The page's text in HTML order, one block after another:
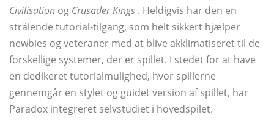
Civilisation og Crusader Kings . Heldigvis har den en
strålende tutorial-tilgang, som helt sikkert hjælper
newbies og veteraner med at blive akklimatiseret til de
forskellige systemer, der er spillet. I stedet for at have
en dedikeret tutorialmulighed, hvor spillerne
gennemgår en stylet og guidet version af spillet, har
Paradox integreret selvstudiet i hovedspilet.